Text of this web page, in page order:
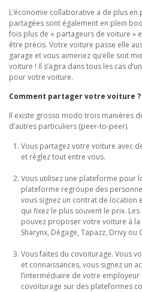
L’économie collaborative a de plus
partagées sont également en plein
fois plus de « partageurs de voiture »
être précis. Votre voiture passe elle
garage et vous aimeriez qu’elle soit
voiture ! Il s’agira dans tous les cas
pour votre voiture.
Comment partager votre voiture ?
Il existe grosso modo trois manières
d’autres particuliers (peer-to-peer).
Vous partagez votre voiture avec
et réglez tout entre vous.
Vous utilisez une plateforme pour
plateforme regroupe des
vous signez un contrat de location
qui fixez le plus souvent le prix.
pouvez proposer votre voiture à la
Sharynx, Dégage, Tapazz, Drivy ou
Vous faites du covoiturage. Vous
et connaissances, vous signez un
l’intermédiaire de votre
covoiturage sur des plateformes